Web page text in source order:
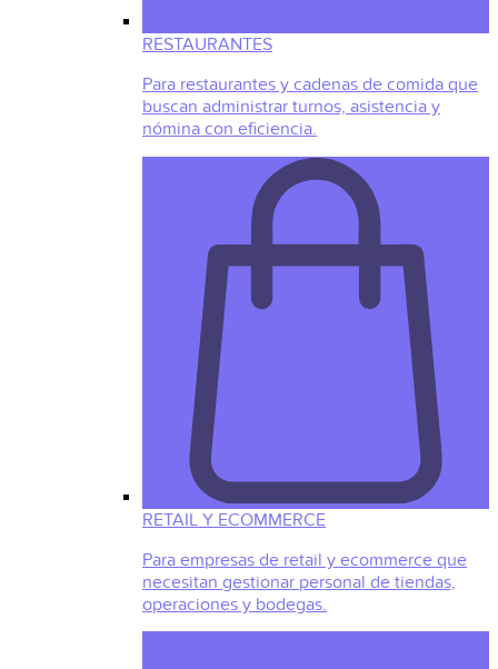
RESTAURANTES
Para restaurantes y cadenas de comida que
buscan administrar turnos, asistencia y
nómina con eficiencia.
RETAIL Y ECOMMERCE
Para empresas de retail y ecommerce que
necesitan gestionar personal de tiendas,
operaciones y bodegas.